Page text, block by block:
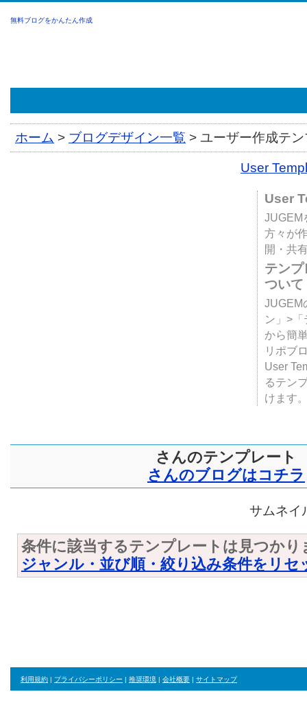
無料ブログをかんたん作成
ホーム > ブログデザイン一覧 > ユーザー作成テ
User
User
JUGEM
方々が
開・共
テン
ついて
JUGEM
ン」>
から簡
リポブ
User
るテン
けます
さんのテンプレート
さんのブログはコチラ
サムネイ
条件に該当するテンプレートは見つかり
ジャンル・並び順・絞り込み条件をリセ
利用規約 | プライバシーポリシー | 推奨環境 | 会社概要 | サイトマップ